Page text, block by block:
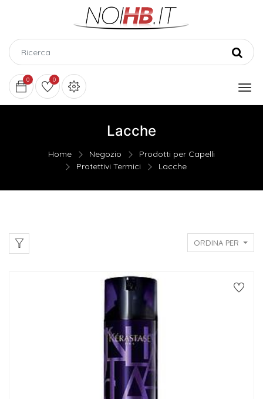
0 0
Lacche
Home Negozio
Prodotti per Capelli
Protettivi Termici
Lacche
ORDINA PER